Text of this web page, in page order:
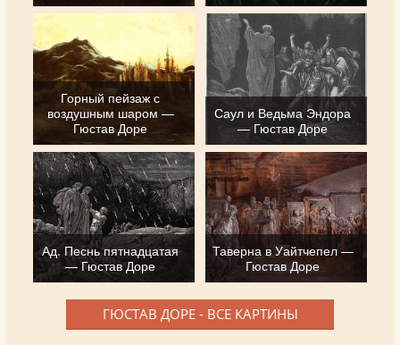
Горный пейзаж с
воздушным шаром —
Гюстав Доре
Саул и Ведьма Эндора
— Гюстав Доре
Ад. Песнь пятнадцатая
— Гюстав Доре
Таверна в Уайтчепел —
Гюстав Доре
ГЮСТАВ ДОРЕ - ВСЕ КАРТИНЫ